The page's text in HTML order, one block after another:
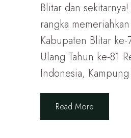
Blitar dan sekitarnya!
rangka
Kabupaten Blitar
Ulang Tahun ke-81
Indonesia,
Read More